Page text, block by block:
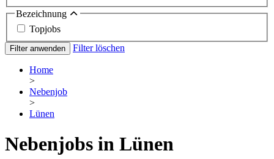
Bezeichnung
Topjobs
Filter anwenden Filter löschen
Home
>
Nebenjob
>
Lünen
Nebenjobs in Lünen